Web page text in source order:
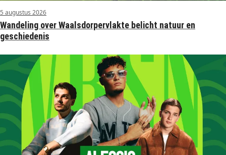
5 augustus 2026
Wandeling over Waalsdorpervlakte belicht natuur en
geschiedenis